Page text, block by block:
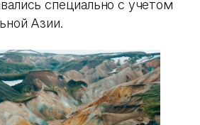
специально с учетом
Азии.